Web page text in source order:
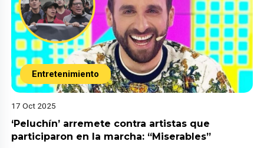
Entretenimiento
17 Oct 2025
‘Peluchín’ arremete contra artistas que
participaron en la marcha: “Miserables”